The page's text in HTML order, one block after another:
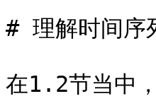
# 理解时间序
在1.2节当中